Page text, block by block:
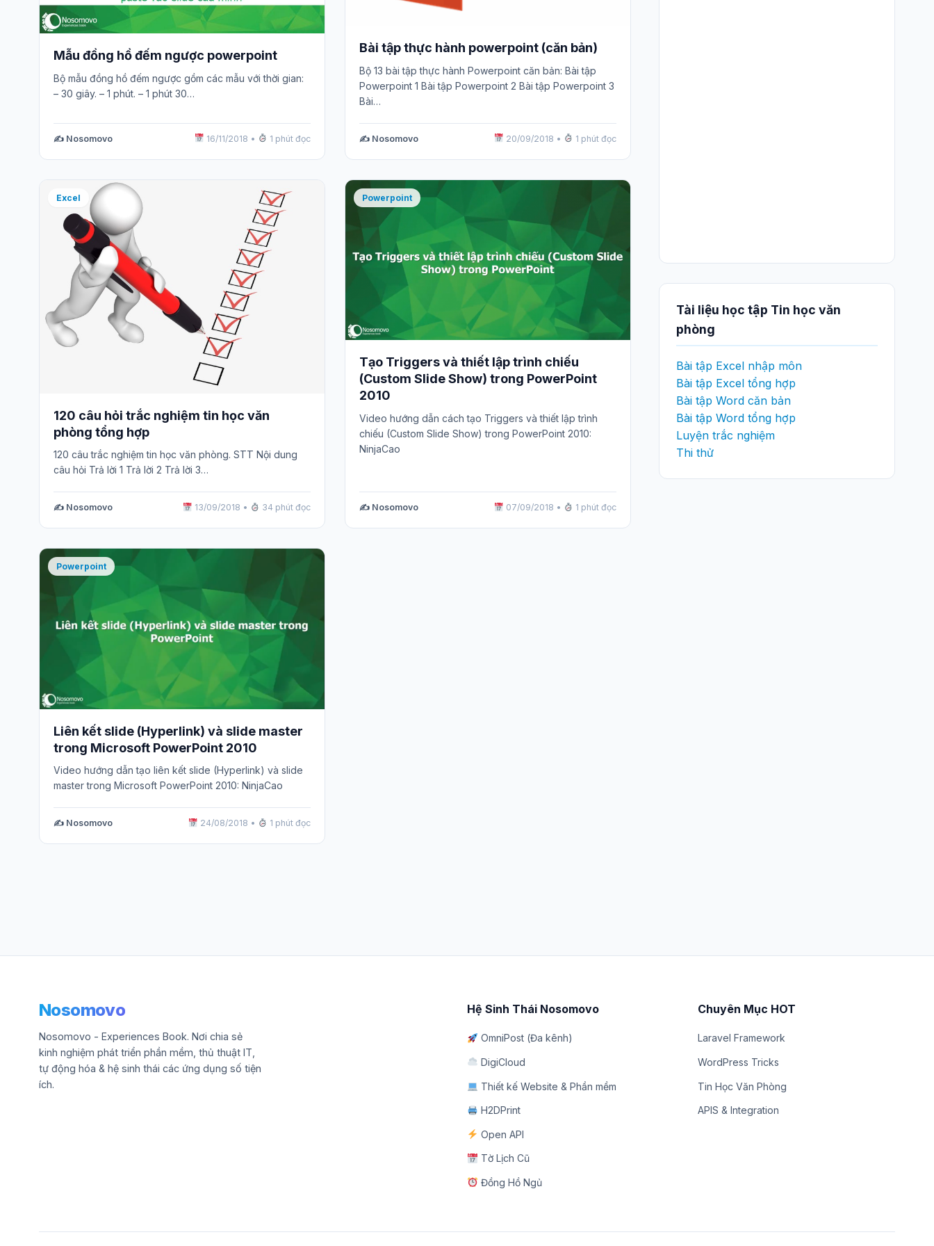
Mẫu đồng hồ đếm ngược powerpoint
Bộ mẫu đồng hồ đếm ngược gồm các mẫu với thời gian:
– 30 giây. – 1 phút. – 1 phút 30…
✍️ Nosomovo 16/11/2018 • 1 phút đọc
Bài tập thực hành powerpoint (căn bản)
Bộ 13 bài tập thực hành Powerpoint căn bản: Bài tập
Powerpoint 1 Bài tập Powerpoint 2 Bài tập Powerpoint 3
Bài…
✍️ Nosomovo 20/09/2018 • 1 phút đọc
Excel
120 câu hỏi trắc nghiệm tin học văn
phòng tổng hợp
120 câu trắc nghiệm tin học văn phòng. STT Nội dung
câu hỏi Trả lời 1 Trả lời 2 Trả lời 3…
✍️ Nosomovo 13/09/2018 • 34 phút đọc
Powerpoint
Tạo Triggers và thiết lập trình chiếu
(Custom Slide Show) trong PowerPoint
2010
Video hướng dẫn cách tạo Triggers và thiết lập trình
chiếu (Custom Slide Show) trong PowerPoint 2010:
NinjaCao
✍️ Nosomovo 07/09/2018 • 1 phút đọc
Powerpoint
Liên kết slide (Hyperlink) và slide master
trong Microsoft PowerPoint 2010
Video hướng dẫn tạo liên kết slide (Hyperlink) và slide
master trong Microsoft PowerPoint 2010: NinjaCao
✍️ Nosomovo 24/08/2018 • 1 phút đọc
Tài liệu học tập Tin học văn
phòng
Bài tập Excel nhập môn
Bài tập Excel tổng hợp
Bài tập Word căn bản
Bài tập Word tổng hợp
Luyện trắc nghiệm
Thi thử
Nosomovo
Nosomovo - Experiences Book. Nơi chia sẻ
kinh nghiệm phát triển phần mềm, thủ thuật IT,
tự động hóa & hệ sinh thái các ứng dụng số tiện
ích.
Hệ Sinh Thái Nosomovo
OmniPost (Đa kênh)
DigiCloud
Thiết kế Website & Phần mềm
H2DPrint
Open API
Tờ Lịch Cũ
Đồng Hồ Ngủ
Chuyên Mục HOT
Laravel Framework
WordPress Tricks
Tin Học Văn Phòng
APIS & Integration